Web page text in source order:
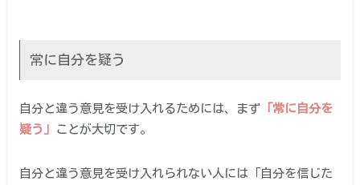
常に自分を疑う
自分と違う意見を受け入れるためには、まず「常に自分を
疑う」
ことが大切です。
自分と違う意見を受け入れられない人には「自分を信じた